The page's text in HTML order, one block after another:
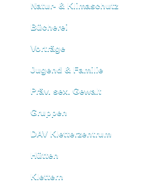
Natur- & Klimaschutz
Bücherei
Vorträge
Jugend & Familie
Präv. sex. Gewalt
Gruppen
DAV Kletterzentrum
Hütten
Klettern